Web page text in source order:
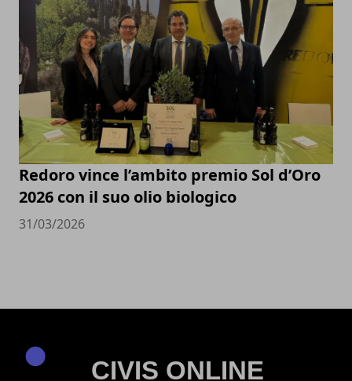
Redoro vince l’ambito premio Sol d’Oro
2026 con il suo olio biologico
31/03/2026